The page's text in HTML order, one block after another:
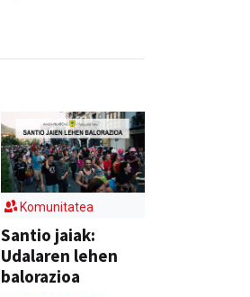
Komunitatea
Santio jaiak:
Udalaren lehen
balorazioa